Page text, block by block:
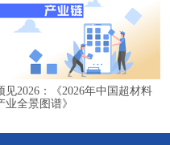
见2026：《2026年中国超材料
业全景图谱》